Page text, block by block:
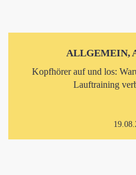
ALLGEMEIN,
Kopfhörer auf und los:
Lauftraining